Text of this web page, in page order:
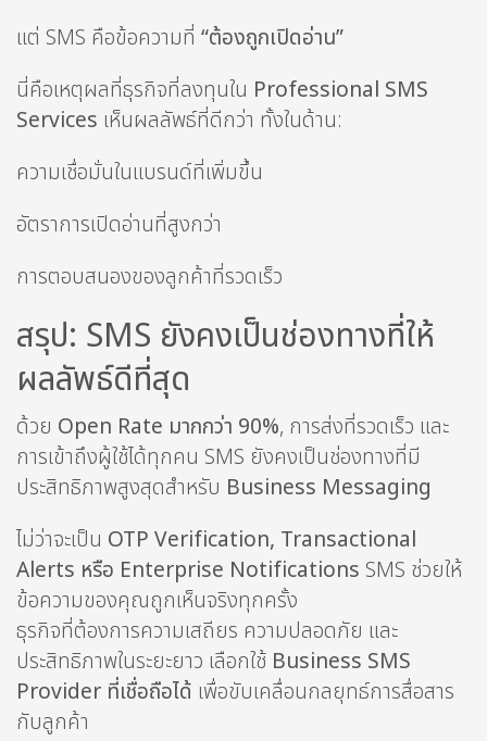
แต่ SMS คือข้อความที่ “ต้องถูกเปิดอ่าน”
นี่คือเหตุผลที่ธุรกิจที่ลงทุนใน Professional SMS
Services เห็นผลลัพธ์ที่ดีกว่า ทั้งในด้าน:
ความเชื่อมั่นในแบรนด์ที่เพิ่มขึ้น
อัตราการเปิดอ่านที่สูงกว่า
การตอบสนองของลูกค้าที่รวดเร็ว
สรุป: SMS ยังคงเป็นช่องทางที่ให้
ผลลัพธ์ดีที่สุด
ด้วย Open Rate มากกว่า 90%, การส่งที่รวดเร็ว และ
การเข้าถึงผู้ใช้ได้ทุกคน SMS ยังคงเป็นช่องทางที่มี
ประสิทธิภาพสูงสุดสำหรับ Business Messaging
ไม่ว่าจะเป็น OTP Verification, Transactional
Alerts หรือ Enterprise Notifications SMS ช่วยให้
ข้อความของคุณถูกเห็นจริงทุกครั้ง
ธุรกิจที่ต้องการความเสถียร ความปลอดภัย และ
ประสิทธิภาพในระยะยาว เลือกใช้ Business SMS
Provider ที่เชื่อถือได้ เพื่อขับเคลื่อนกลยุทธ์การสื่อสาร
กับลูกค้า